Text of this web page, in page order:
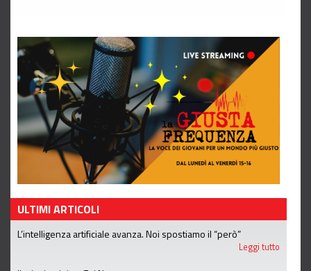
ULTIMI ARTICOLI
L’intelligenza artificiale avanza. Noi spostiamo il “però”
Leggi tutto